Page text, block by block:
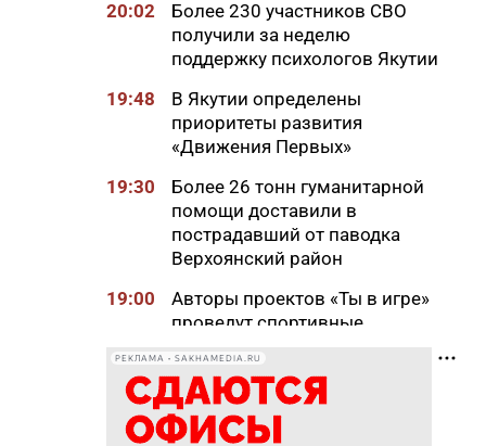
20:02
Более 230 участников СВО
получили за неделю
поддержку психологов Якутии
19:48
В Якутии определены
приоритеты развития
«Движения Первых»
19:30
Более 26 тонн гуманитарной
помощи доставили в
пострадавший от паводка
Верхоянский район
19:00
Авторы проектов «Ты в игре»
проведут спортивные
физкультурника
18:40
Приметы на 8 августа 2026
года: что можно и нельзя
РЕКЛАМА • SAKHAMEDIA.RU